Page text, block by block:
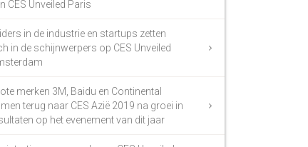
CES Unveiled Paris
in de industrie en startups zetten
in de schijnwerpers op CES Unveiled
merken 3M, Baidu en Continental
terug naar CES Azië 2019 na groei in
op het evenement van dit jaar